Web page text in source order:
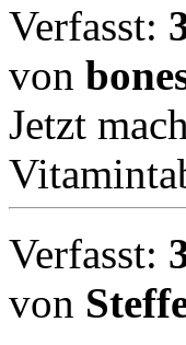
Verfasst:
von
Jetzt
Verfasst:
von